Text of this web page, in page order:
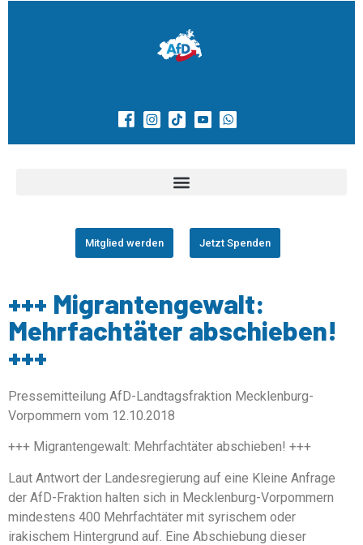
Mitglied werden Jetzt Spenden
+++ Migrantengewalt:
Mehrfachtäter abschieben!
+++
Pressemitteilung AfD-Landtagsfraktion Mecklenburg-
Vorpommern vom 12.10.2018
+++ Migrantengewalt: Mehrfachtäter abschieben! +++
Laut Antwort der Landesregierung auf eine Kleine Anfrage
der AfD-Fraktion halten sich in Mecklenburg-Vorpommern
mindestens 400 Mehrfachtäter mit syrischem oder
irakischem Hintergrund auf. Eine Abschiebung dieser